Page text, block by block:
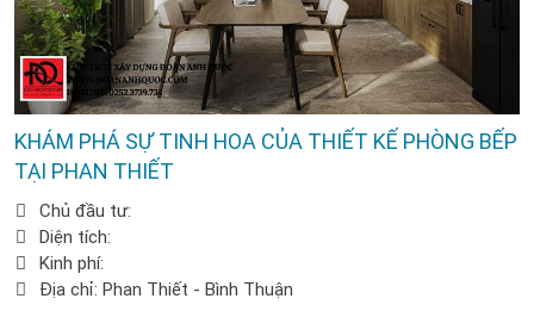
KHÁM PHÁ SỰ TINH HOA CỦA THIẾT KẾ PHÒNG BẾP
TẠI PHAN THIẾT
Chủ đầu tư:
Diện tích:
Kinh phí:
Địa chỉ: Phan Thiết - Bình Thuận